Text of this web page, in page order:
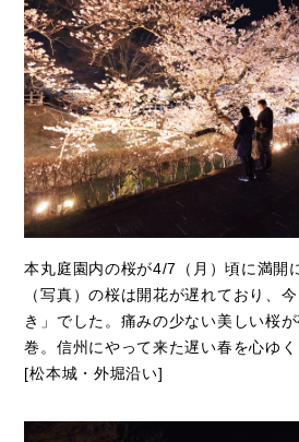
本丸庭園内の桜が4/7（月）頃に満開
（写真）の桜は開花が遅れており、
き」でした。痛みの少ない美しい桜
巻。信州にやって来た遅い春を心ゆく
[松本城・外堀沿い]